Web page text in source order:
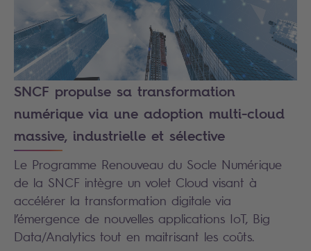
SNCF propulse sa transformation
numérique via une adoption multi-cloud
massive, industrielle et sélective
Le Programme Renouveau du Socle Numérique
de la SNCF intègre un volet Cloud visant à
accélérer la transformation digitale via
l’émergence de nouvelles applications IoT, Big
Data/Analytics tout en maitrisant les coûts.